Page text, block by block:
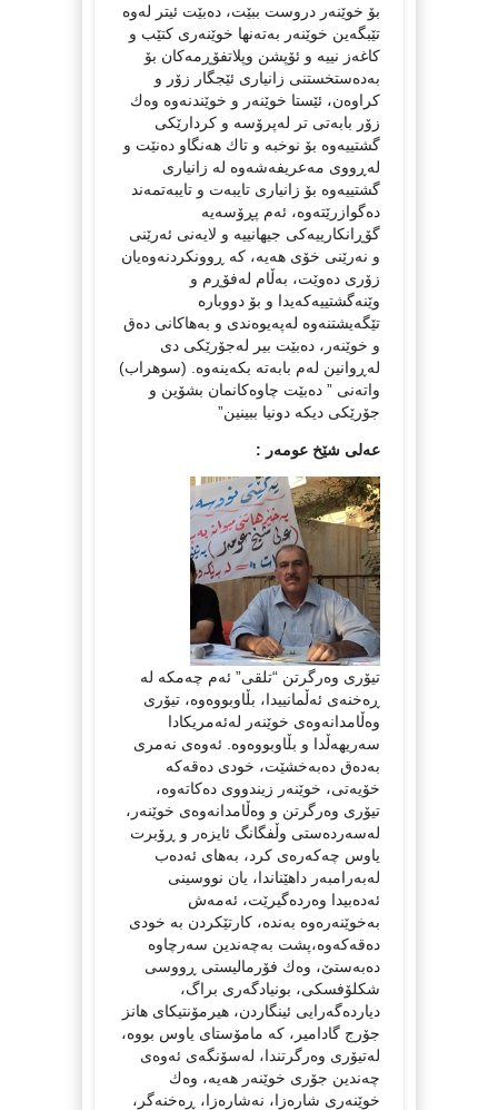
بۆ خوێنەر دروست ببێت، دەبێت ئیتر لەوە
تێبگەین خوێنەر بەتەنها خوێنەری كتێب و
كاغەز نییە و ئۆپشن وپلاتفۆڕمەكان بۆ
بەدەستخستنی زانیاری ئێجگار زۆر و
كراوەن، ئێستا خوێنەر و خوێندنەوە وەك
زۆر بابەتی تر لەپرۆسە و كردارێكی
گشتییەوە بۆ نوخبە و تاك هەنگاو دەنێت و
لەڕووی مەعریفەشەوە لە زانیاری
گشتییەوە بۆ زانیاری تایبەت و تایبەتمەند
دەگوازرێتەوە، ئەم پڕۆسەیە
گۆڕانكارییەكی جیهانییە و لایەنی ئەرێنی
و نەرێنی خۆی هەیە، كە ڕوونكردنەوەیان
زۆری دەوێت، بەڵام لەفۆڕم و
وێنەگشتییەكەیدا و بۆ دووبارە
تێگەیشتنەوە لەپەیوەندی و بەهاكانی دەق
و خوێنەر، دەبێت بیر لەجۆرێكی دی
لەڕوانین لەم بابەتە بكەینەوە. (سوهراب)
واتەنی ” دەبێت چاوەكانمان بشۆین و
جۆرێكی دیكە دونیا ببینین”
عەلی شێخ عومەر :
تیۆری وەرگرتن “تلقی” ئەم چەمكە لە
ڕەخنەی ئەڵمانییدا، بڵاوبووەوە، تیۆری
وەڵامدانەوەی خوێنەر لەئەمریكادا
سەریهەڵدا و بڵاوبووەوە. ئەوەی نەمری
بەدەق دەبەخشێت، خودی دەقەكە
خۆیەتی، خوێنەر زیندووی دەكاتەوە،
تیۆری وەرگرتن و وەڵامدانەوەی خوێنەر،
لەسەردەستی وڵفگانگ ئایزەر و ڕۆبرت
یاوس چەكەرەی كرد، بەهای ئەدەب
لەبەرامبەر داهێناندا، یان نووسینی
ئەدەبیدا وەردەگیرێت، ئەمەش
بەخوێنەرەوە بەندە، كارتێكردن بە خودی
دەقەكەوە،پشت بەچەندین سەرچاوە
دەبەستێ، وەك فۆرمالیستی ڕووسی
شكلۆفسكی، بونیادگەری براگ،
دیاردەگەرایی ئینگاردن، هیرمۆنتیكای هانز
جۆرج گادامیر، كە مامۆستای یاوس بووە،
لەتیۆری وەرگرتندا، لەسۆنگەی ئەوەی
چەندین جۆری خوێنەر هەیە، وەك
خوێنەری شارەزا، نەشارەزا، ڕەخنەگر،